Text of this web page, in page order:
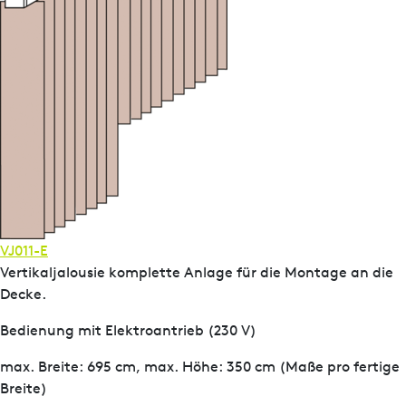
VJ011-E
Vertikaljalousie komplette Anlage für die Montage an die
Decke.
Bedienung mit Elektroantrieb (230 V)
max. Breite: 695 cm, max. Höhe: 350 cm (Maße pro fertige
Breite)